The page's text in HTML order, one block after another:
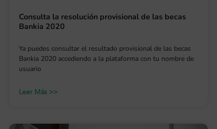
Consulta la resolución provisional de las becas
Bankia 2020
Ya puedes consultar el resultado provisional de las becas
Bankia 2020 accediendo a la plataforma con tu nombre de
usuario
Leer Más >>